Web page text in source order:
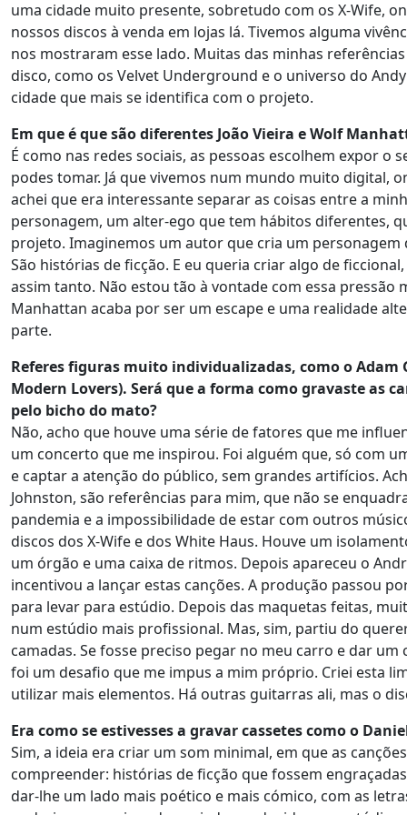
uma cidade muito presente, sobretudo com os X-Wife,
nossos discos à venda em lojas lá. Tivemos alguma
nos mostraram esse lado. Muitas das minhas
disco, como os Velvet Underground e o universo do
cidade que mais se identifica com o projeto.
Em que é que são diferentes João Vieira e Wolf
É como nas redes sociais, as pessoas escolhem expor
podes tomar. Já que vivemos num mundo muito digital,
achei que era interessante separar as coisas entre a
personagem, um alter-ego que tem hábitos diferentes,
projeto. Imaginemos um autor que cria um
São histórias de ficção. E eu queria criar algo de
assim tanto. Não estou tão à vontade com essa pressão
Manhattan acaba por ser um escape e uma realidade
parte.
Referes figuras muito individualizadas, como o Adam
Modern Lovers). Será que a forma como gravaste as
pelo bicho do mato?
Não, acho que houve uma série de fatores que me
um concerto que me inspirou. Foi alguém que, só com
e captar a atenção do público, sem grandes artifícios.
Johnston, são referências para mim, que não se
pandemia e a impossibilidade de estar com outros
discos dos X-Wife e dos White Haus. Houve um
um órgão e uma caixa de ritmos. Depois apareceu o
incentivou a lançar estas canções. A produção passou
para levar para estúdio. Depois das maquetas feitas,
num estúdio mais profissional. Mas, sim, partiu do
camadas. Se fosse preciso pegar no meu carro e dar
foi um desafio que me impus a mim próprio. Criei esta
utilizar mais elementos. Há outras guitarras ali, mas o
Era como se estivesses a gravar cassetes como o
Sim, a ideia era criar um som minimal, em que as
compreender: histórias de ficção que fossem
dar-lhe um lado mais poético e mais cómico, com as